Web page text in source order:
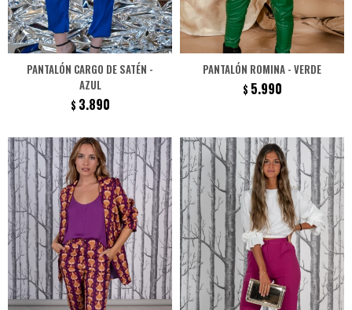
PANTALÓN CARGO DE SATÉN -
AZUL
$ 3.890
PANTALÓN ROMINA - VERDE
$ 5.990